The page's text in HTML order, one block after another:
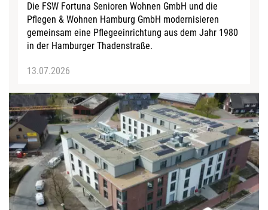
Die FSW Fortuna Senioren Wohnen GmbH und die
Pflegen & Wohnen Hamburg GmbH modernisieren
gemeinsam eine Pflegeeinrichtung aus dem Jahr 1980
in der Hamburger Thadenstraße.
13.07.2026